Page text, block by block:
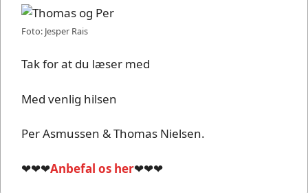
Foto: Jesper Rais
Tak for at du læser med
Med venlig hilsen
Per Asmussen & Thomas Nielsen.
❤❤❤Anbefal os her❤❤❤